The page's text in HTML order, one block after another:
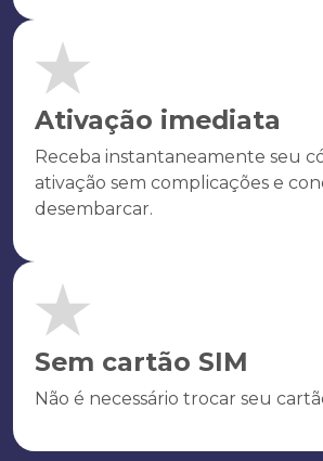
Ativação imediata
Receba instantaneamente seu
ativação sem complicações e
desembarcar.
Sem cartão SIM
Não é necessário trocar seu